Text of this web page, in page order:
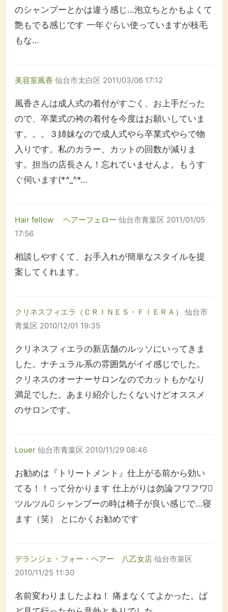
のシャンプーとかは違う感じ…泡立ちとかもよくて
艶もでる感じです 一年ぐらい使っていますが枝毛
もな…
美容室風香 仙台市太白区 2011/03/06 17:12
風香さんは成人式の着付がすごく、お上手だった
ので、卒業式の袴の着付を今度はお願いしていま
す。。。３姉妹なので成人式やら卒業式やらで物
入りです。私のカラー、カットの回数が減りま
す。担当の店長さん！忘れていませんよ。もうす
ぐ伺います(*^_^*…
Hair fellow ヘアーフェロー 仙台市青葉区 2011/01/05
17:56
相談しやすくて、お手入れが簡単なスタイルを提
案してくれます。
クリネスフィエラ（ＣＲＩＮＥＳ・ＦＩＥＲＡ）
仙台市
青葉区 2010/12/01 19:35
クリネスフィエラの新店舗のルッソにいってきま
した。ナチュラル系の雰囲気がイイ感じでした。
クリネスのオーナーサロンなのでカットもかなり
満足でした。あまり紹介したくないけどオススメ
のサロンです。
Louer 仙台市青葉区 2010/11/29 08:46
お勧めは『トリートメント』仕上がる前から効い
てる！！って分かります 仕上がりは勿論フワフワ
ツルツル シャンプーの時は椅子が良い感じで…寝
ます（笑） とにかくお勧めです
デランジェ・フォー・ヘアー 八乙女店 仙台市泉区
2010/11/25 11:30
名前変わりましたよね！ 痛まなくてよかった。ぱ